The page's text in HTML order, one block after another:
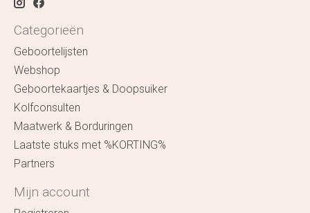
Categorieën
Geboortelijsten
Webshop
Geboortekaartjes & Doopsuiker
Kolfconsulten
Maatwerk & Borduringen
Laatste stuks met %KORTING%
Partners
Mijn account